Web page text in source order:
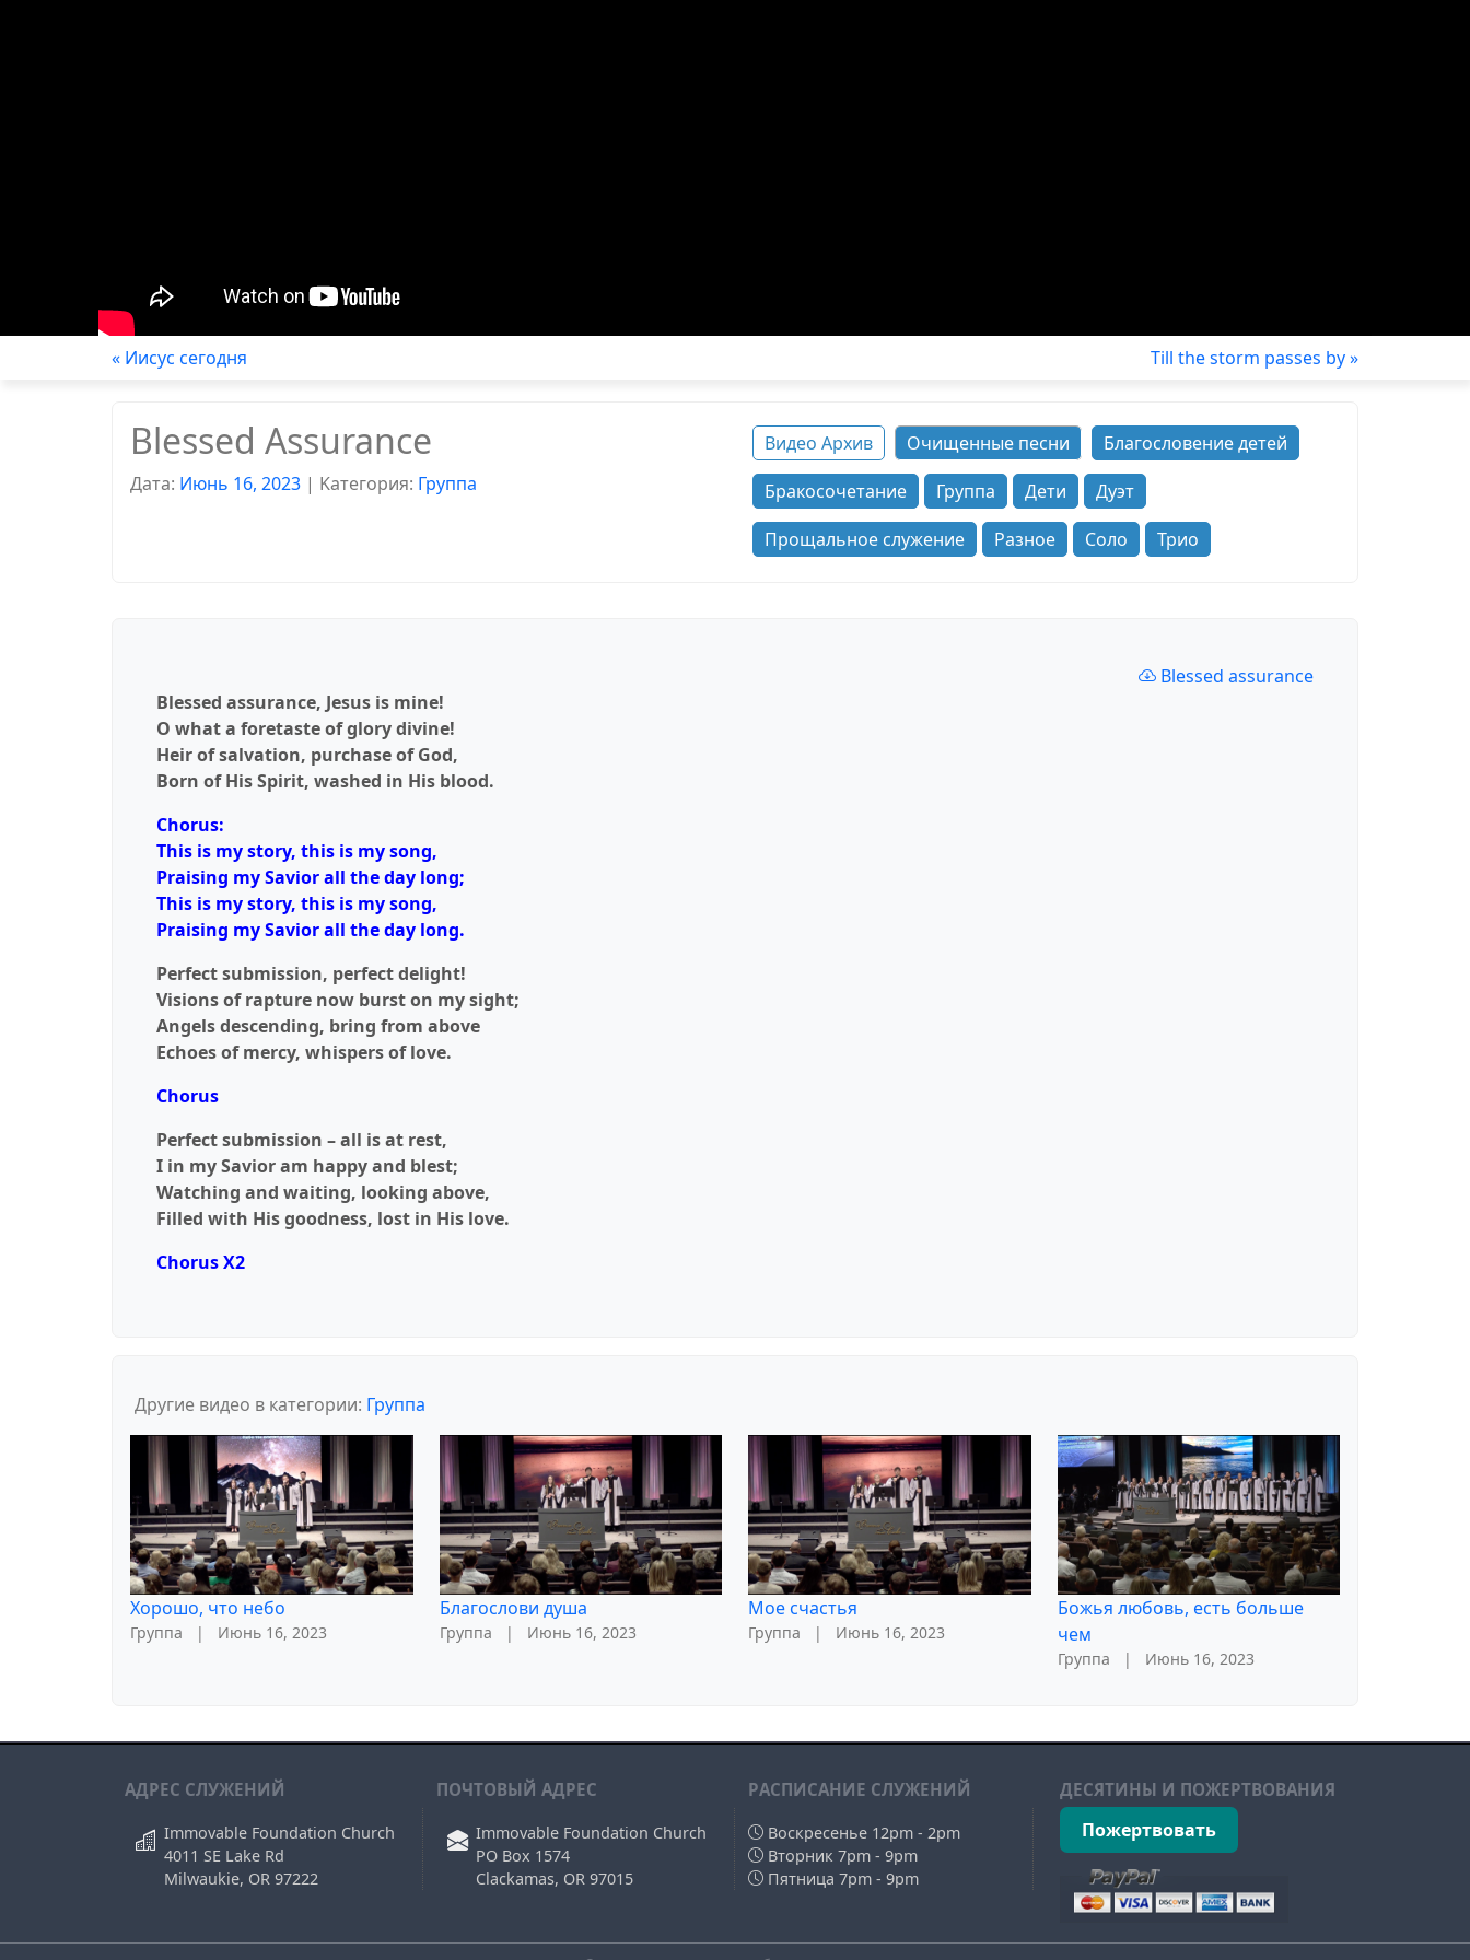
« Иисус сегодня Till the storm passes by »
Blessed Assurance
Дата: Июнь 16, 2023 | Kатегория: Группа
Видео Архив Очищенные песни
Благословение детей
Бракосочетание
Группа Дети
Дуэт
Прощальное служение
Разное Соло Трио
Blessed assurance
Blessed assurance, Jesus is mine!
O what a foretaste of glory divine!
Heir of salvation, purchase of God,
Born of His Spirit, washed in His blood.
Chorus:
This is my story, this is my song,
Praising my Savior all the day long;
This is my story, this is my song,
Praising my Savior all the day long.
Perfect submission, perfect delight!
Visions of rapture now burst on my sight;
Angels descending, bring from above
Echoes of mercy, whispers of love.
Chorus
Perfect submission – all is at rest,
I in my Savior am happy and blest;
Watching and waiting, looking above,
Filled with His goodness, lost in His love.
Chorus X2
Другие видео в категории: Группа
Хорошо, что небо
Группа | Июнь 16, 2023
Благослови душа
Группа | Июнь 16, 2023
Мое счастья
Группа | Июнь 16, 2023
Божья любовь, есть больше
чем
Группа | Июнь 16, 2023
АДРЕС СЛУЖЕНИЙ
Immovable Foundation Church
4011 SE Lake Rd
Milwaukie, OR 97222
ПОЧТОВЫЙ АДРЕС
Immovable Foundation Church
PO Box 1574
Clackamas, OR 97015
РAСПИСАНИЕ СЛУЖЕНИЙ
Воскресенье 12pm - 2pm
Вторник 7pm - 9pm
Пятница 7pm - 9pm
ДЕСЯТИНЫ И ПОЖЕРТВОВАНИЯ
Пожертвовать